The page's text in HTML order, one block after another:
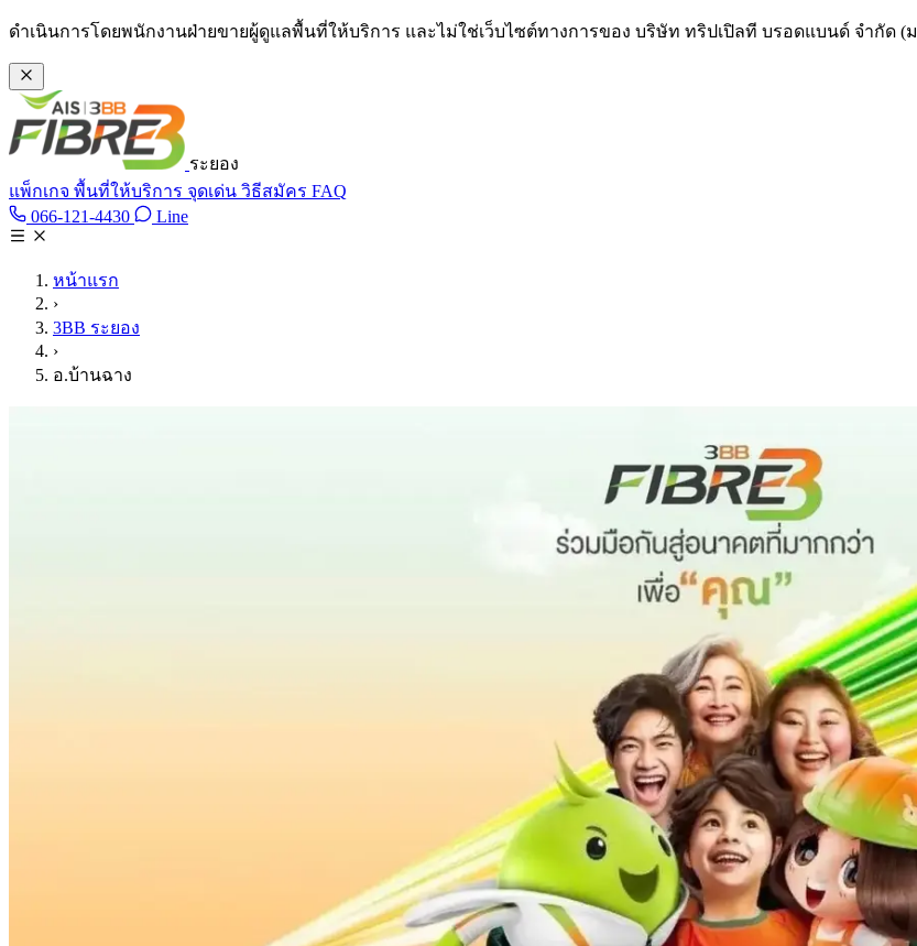
ข้ามไปเนื้อหาหลัก
ดำเนินการโดยพนักงานฝ่ายขายผู้ดูแลพื้นที่ให้บริการ และไม่ใช่เว็บไซต์ทางการของ บริษัท ทริปเปิลที บรอดแบนด์ จำกัด (
ระยอง
แพ็กเกจ พื้นที่ให้บริการ จุดเด่น วิธีสมัคร FAQ
066-121-4430 โทร 066-121-4430
LineLine @tan3bb
หน้าแรก
›
3BB ระยอง
›
อ.บ้านฉาง